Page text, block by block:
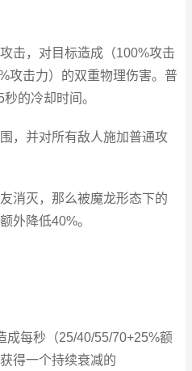
击，对目标造成（100%攻击
攻击力）的双重物理伤害。普
的冷却时间。
，并对所有敌人施加普通攻
消灭，那么被魔龙形态下的
外降低40%。
成每秒（25/40/55/70+25%额
得一个持续衰减的